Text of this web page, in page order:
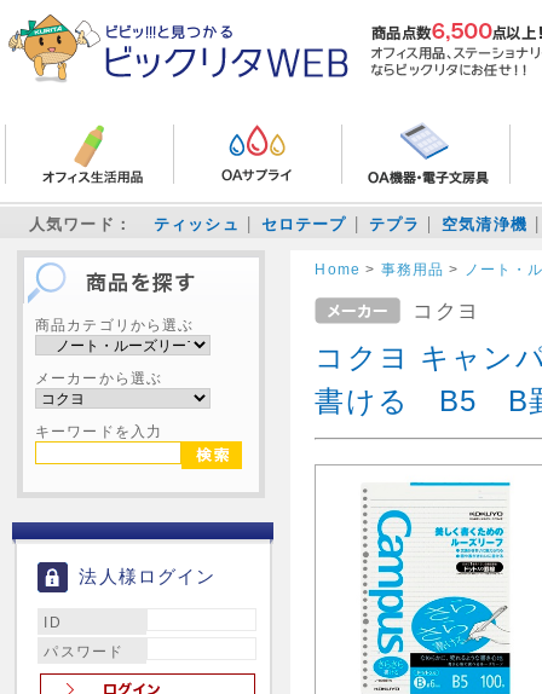
人気ワード： ティッシュ セロテープ テプラ 空気清浄機
商品カテゴリから選ぶ
メーカーから選ぶ
キーワードを入力
法人様ログイン
ID
パスワード
Home > 事務用品 > ノート・
コクヨ
コクヨ キャン
書ける B5 B